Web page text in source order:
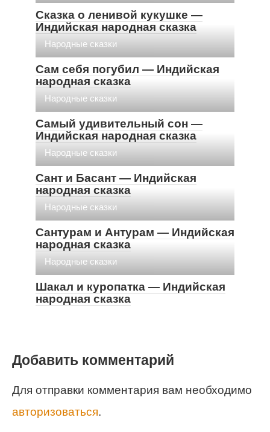
Сказка о ленивой кукушке —
Индийская народная сказка
Народные сказки
Сам себя погубил — Индийская
народная сказка
Народные сказки
Самый удивительный сон —
Индийская народная сказка
Народные сказки
Сант и Басант — Индийская
народная сказка
Народные сказки
Сантурам и Антурам — Индийская
народная сказка
Народные сказки
Шакал и куропатка — Индийская
народная сказка
Добавить комментарий
Для отправки комментария вам необходимо
авторизоваться.